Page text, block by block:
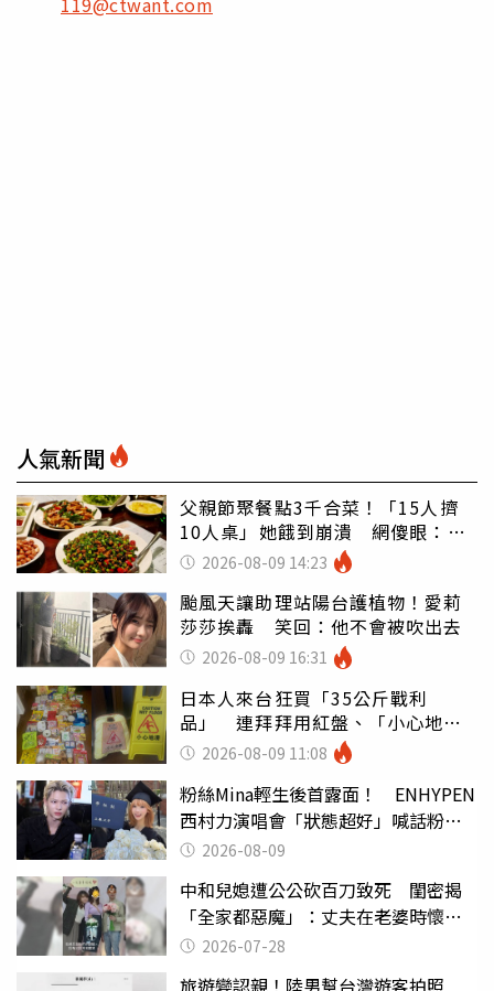
人氣新聞
父親節聚餐點3千合菜！「15人擠
10人桌」她餓到崩潰 網傻眼：讓
店家看笑話
2026-08-09 14:23
颱風天讓助理站陽台護植物！愛莉
莎莎挨轟 笑回：他不會被吹出去
2026-08-09 16:31
日本人來台狂買「35公斤戰利
品」 連拜拜用紅盤、「小心地
滑」告示牌也帶回家
2026-08-09 11:08
粉絲Mina輕生後首露面！ ENHYPEN
西村力演唱會「狀態超好」喊話粉
絲：我們心意相通
2026-08-09
中和兒媳遭公公砍百刀致死 閨密揭
「全家都惡魔」：丈夫在老婆時懷孕
摔東西
2026-07-28
旅遊變認親！陸男幫台灣遊客拍照